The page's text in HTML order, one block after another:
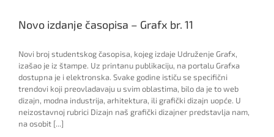
Novo izdanje časopisa – Grafx br. 11
Novi broj studentskog časopisa, kojeg izdaje Udruženje Grafx,
izašao je iz štampe. Uz printanu publikaciju, na portalu Grafxa
dostupna je i elektronska. Svake godine ističu se specifični
trendovi koji preovladavaju u svim oblastima, bilo da je to web
dizajn, modna industrija, arhitektura, ili grafički dizajn uopće. U
neizostavnoj rubrici Dizajn naš grafički dizajner predstavlja nam,
na osobit [...]